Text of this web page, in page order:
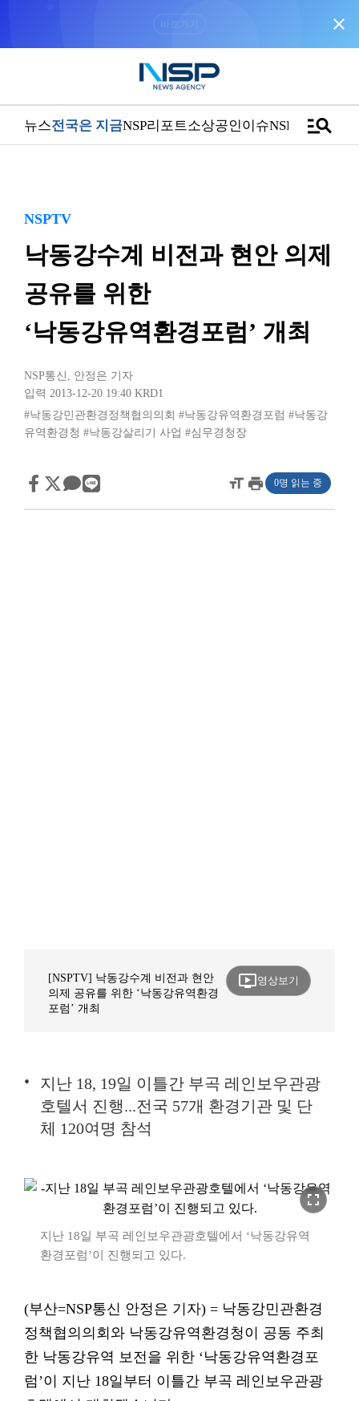
“우리는 독자가 구독할 수 있는 기사를 씁니다” close
뉴스전국은 지금NSP리포트소상공인이슈NSPTVmanage_search
NSPTV
낙동강수계 비전과 현안 의제
공유를 위한
‘낙동강유역환경포럼’ 개최
NSP통신 , 안정은 기자
입력 2013-12-20 19:40 KRD1
#낙동강민관환경정책협의의회 #낙동강유역환경포럼 #낙동강
유역환경청 #낙동강살리기 사업 #심무경청장
format_sizeprint 0명 읽는 중
[NSPTV] 낙동강수계 비전과 현안
의제 공유를 위한 ‘낙동강유역환경
포럼’ 개최
ondemand_video영상보기
지난 18, 19일 이틀간 부곡 레인보우관광
호텔서 진행...전국 57개 환경기관 및 단
체 120여명 참석
fullscreen
지난 18일 부곡 레인보우관광호텔에서 ‘낙동강유역
환경포럼’이 진행되고 있다.
(부산=NSP통신 안정은 기자) = 낙동강민관환경
정책협의의회와 낙동강유역환경청이 공동 주최
한 낙동강유역 보전을 위한 ‘낙동강유역환경포
럼’이 지난 18일부터 이틀간 부곡 레인보우관광